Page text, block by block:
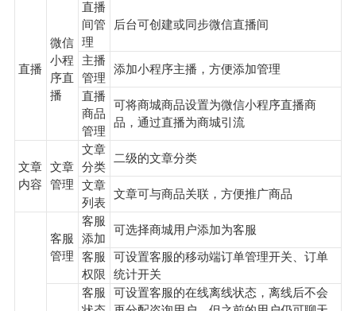
直播
微信
小程
序直
播
直播
间管
理
后台可创建或同步微信直播间
主播
管理
添加小程序主播，方便添加管理
直播
商品
管理
可将商城商品设置为微信小程序直播商
品，通过直播为商城引流
文章
内容
文章
管理
文章
分类
二级的文章分类
文章
列表
文章可与商品关联，方便推广商品
客服
管理
客服
添加
可选择商城用户添加为客服
客服
权限
可设置客服的移动端订单管理开关、订单
统计开关
客服
可设置客服的在线离线状态，离线后不会